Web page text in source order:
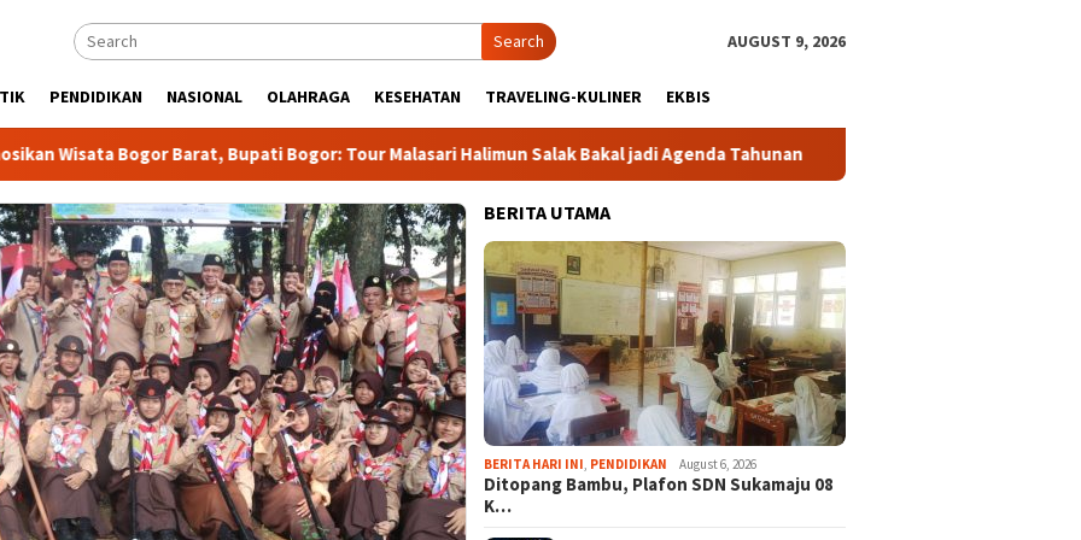
Search AUGUST 9, 2026
PENDIDIKAN NASIONAL OLAHRAGA KESEHATAN TRAVELING-KULINER EKBIS
Bogor Barat, Bupati Bogor: Tour Malasari Halimun Salak Bakal jadi Agenda Tahunan Gabpeknas Dukung Ridwan Rusliadi
BERITA UTAMA
BERITA HARI INI PENDIDIKAN August 6, 2026
Ditopang Bambu, Plafon SDN Sukamaju 08
K…